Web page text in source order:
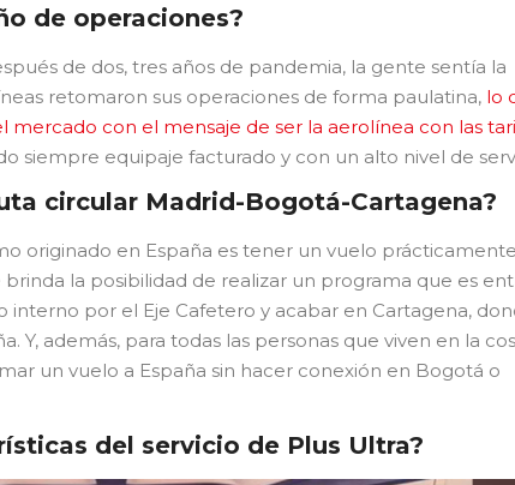
de operaciones?
de dos, tres años de pandemia, la gente sentía la
retomaron sus operaciones de forma paulatina, lo
mercado con el mensaje de ser la aerolínea con las
siempre equipaje facturado y con un alto nivel de
circular Madrid-Bogotá-Cartagena?
originado en España es tener un vuelo prácticamente
la posibilidad de realizar un programa que es
por el Eje Cafetero y acabar en Cartagena,
Y, además, para todas las personas que viven en la
un vuelo a España sin hacer conexión en Bogotá o
del servicio de Plus Ultra?